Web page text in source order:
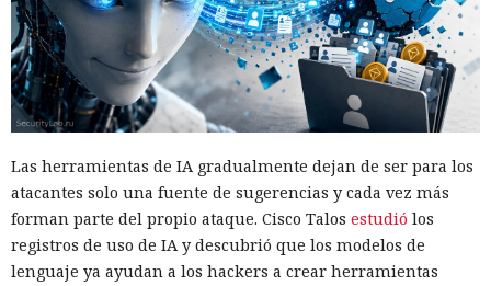
Las herramientas de IA gradualmente dejan de ser para los
atacantes solo una fuente de sugerencias y cada vez más
forman parte del propio ataque. Cisco Talos estudió los
registros de uso de IA y descubrió que los modelos de
lenguaje ya ayudan a los hackers a crear herramientas